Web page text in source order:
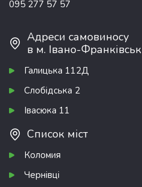
095 277 57 57
Адреси самовиносу
в м. Івано-Франківськ
Галицька 112Д
Слобідська 2
Івасюка 11
Список міст
Коломия
Чернівці